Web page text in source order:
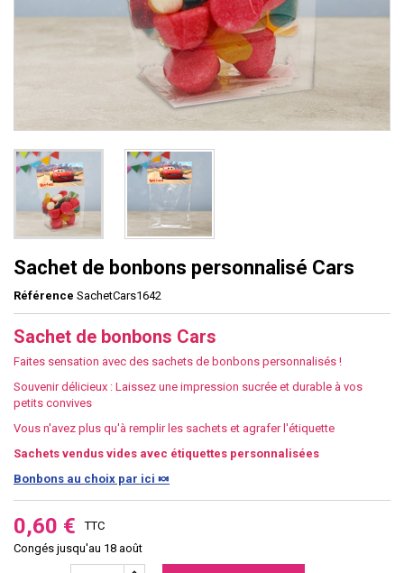
Sachet de bonbons personnalisé Cars
Référence SachetCars1642
Sachet de bonbons Cars
Faites sensation avec des sachets de bonbons personnalisés !
Souvenir délicieux : Laissez une impression sucrée et durable à vos
petits convives
Vous n'avez plus qu'à remplir les sachets et agrafer l'étiquette
Sachets vendus vides avec étiquettes personnalisées
Bonbons au choix par ici 🍬
0,60 €
TTC
Congés jusqu'au 18 août